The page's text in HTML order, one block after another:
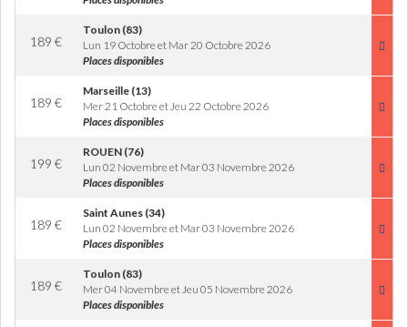
189 €
Toulon (83)
Lun 19 Octobre et Mar 20 Octobre 2026
Places disponibles
189 €
Marseille (13)
Mer 21 Octobre et Jeu 22 Octobre 2026
Places disponibles
199 €
ROUEN (76)
Lun 02 Novembre et Mar 03 Novembre 2026
Places disponibles
189 €
Saint Aunes (34)
Lun 02 Novembre et Mar 03 Novembre 2026
Places disponibles
189 €
Toulon (83)
Mer 04 Novembre et Jeu 05 Novembre 2026
Places disponibles